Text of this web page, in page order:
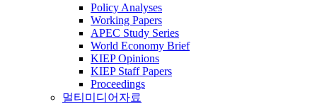
Policy Analyses
Working Papers
APEC Study Series
World Economy Brief
KIEP Opinions
KIEP Staff Papers
Proceedings
멀티미디어자료